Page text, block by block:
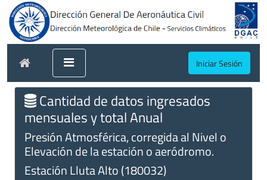
Iniciar Sesión
Cantidad de datos ingresados
mensuales y total Anual
Presión Atmosférica, corregida al Nivel o
Elevación de la estación o aeródromo.
Estación Lluta Alto (180032)